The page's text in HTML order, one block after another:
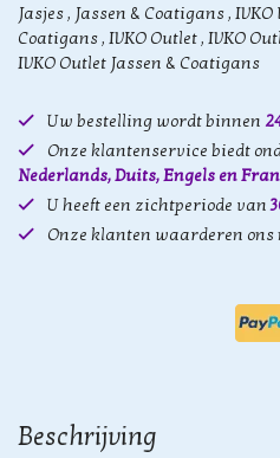
Jasjes, Jassen & Coatigans, IVKO
Coatigans, IVKO Outlet, IVKO
IVKO Outlet Jassen & Coatigans
Uw bestelling wordt binnen
Onze klantenservice biedt
Nederlands, Duits, Engels en
U heeft een zichtperiode van
Onze klanten waarderen ons
Beschrijving